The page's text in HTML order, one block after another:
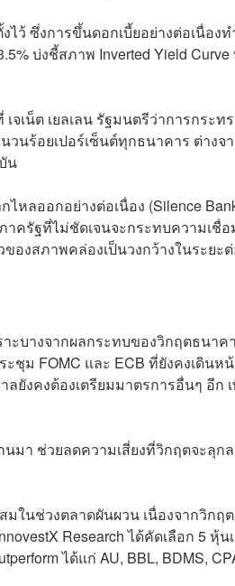
ว้ ซึ่งการขึ้นดอกเบี้ยอย่างต่อเนื่อง
บ่งชี้สภาพ Inverted Yield Curve
เน็ต เยลเลน รัฐมนตรีว่าการกระท
วนร้อยเปอร์เซ็นต์ทุกธนาคาร ต่างจ
น
ไหลออกอย่างต่อเนื่อง (Silence
าครัฐที่ไม่ชัดเจนจะกระทบความเชื่
งสภาพคล่องเป็นวงกว้างในระยะ
าะบางจากผลกระทบของวิกฤตธนาค
ชุม FOMC และ ECB ที่ยังคงเดินห
ยังคงต้องเตรียมมาตรการอื่นๆ อีก
นมา ช่วยลดความเสี่ยงที่วิกฤตจะลุก
มในช่วงตลาดผันผวน เนื่องจากวิกฤ
Research ได้คัดเลือก 5 หุ้น
ได้แก่ AU, BBL, BDMS,